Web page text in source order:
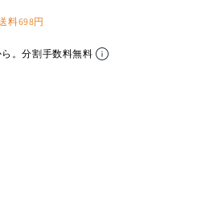
料698円
ら。分割手数料無料